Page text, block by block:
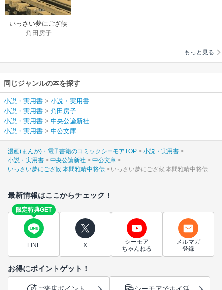
いっさい夢にござ候
本間雅晴中将伝
角田房子
もっと見る
同じジャンルの本を探す
小説・実用書 > 小説・実用書
小説・実用書 > 角田房子
小説・実用書 > 中央公論新社
小説・実用書 > 中公文庫
漫画(まんが)・電子書籍のコミックシーモアTOP
小説・実用書
小説・実用書
中央公論新社
中公文庫
いっさい夢にござ候 本間雅晴中将伝
いっさい夢にござ候 本間雅晴中将伝
最新情報はここからチェック！
限定特典GET
LINE X
シーモア
ちゃんねる
メルマガ
登録
お得にポイントゲット！